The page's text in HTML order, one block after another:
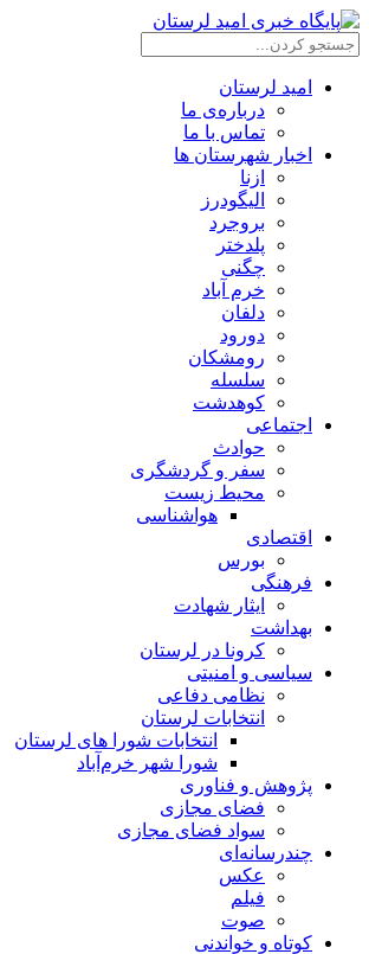
امید لرستان
درباره‌ی ما
تماس با ما
اخبار شهرستان ها
ازنا
الیگودرز
بروجرد
پلدختر
چگنی
خرم آباد
دلفان
دورود
رومشکان
سلسله
کوهدشت
اجتماعی
حوادث
سفر و گردشگری
محیط زیست
هواشناسی
اقتصادی
بورس
فرهنگی
ایثار شهادت
بهداشت
کرونا در لرستان
سیاسی و امنیتی
نظامی دفاعی
انتخابات لرستان
انتخابات شورا های لرستان
شورا شهر خرم‌آباد
پژوهش و فناوری
فضای مجازی
سواد فضای مجازی
چندرسانه‌ای
عكس
فیلم
صوت
کوتاه و خواندنی